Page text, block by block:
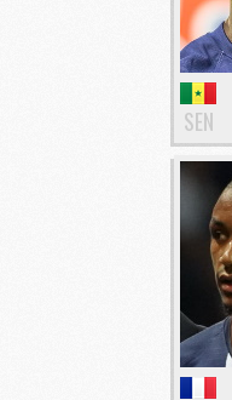
SEN